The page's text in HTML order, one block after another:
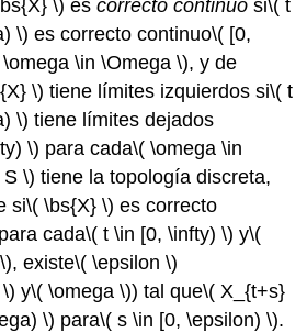
\) escorrecto continuo si\( t
\) es correcto continuo\( [0,
\in \Omega \), y de
\) tiene límites izquierdos si\( t
\) tiene límites dejados
\) para cada\( \omega \in
S \) tiene la topología discreta,
si\( \bs{X} \) es correcto
cada\( t \in [0, \infty) \) y\(
, existe\( \epsilon \)
y\( \omega \)) tal que\( X_{t+s}
\) para\( s \in [0, \epsilon) \).